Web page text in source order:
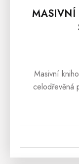
MASIVNÍ
Masivní
celodřevěná